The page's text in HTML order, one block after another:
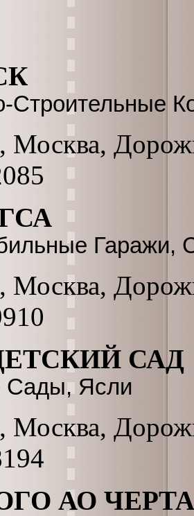
Строительные
Москва,
Гаражи,
Москва,
САД
Сады, Ясли
Москва,
АО